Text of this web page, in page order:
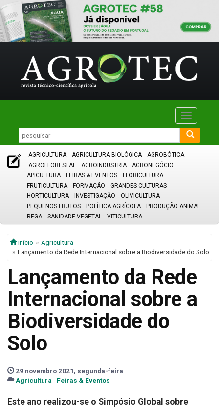
Toggle
AGRICULTURA AGRICULTURA BIOLÓGICA
AGROBÓTICA
AGROFLORESTAL
AGROINDÚSTRIA
AGRONEGÓCIO
APICULTURA
FEIRAS & EVENTOS
FLORICULTURA
FRUTICULTURA
FORMAÇÃO
GRANDES CULTURAS
HORTICULTURA
INVESTIGAÇÃO
OLIVICULTURA
PEQUENOS FRUTOS
POLÍTICA AGRÍCOLA
PRODUÇÃO ANIMAL
REGA
SANIDADE VEGETAL VITICULTURA
início
Agricultura
Lançamento da Rede Internacional sobre a Biodiversidade do Solo
Lançamento da Rede
Internacional sobre a
Biodiversidade do
Solo
29 novembro 2021, segunda-feira
Agricultura
Feiras & Eventos
Este ano realizou-se o Simpósio Global sobre